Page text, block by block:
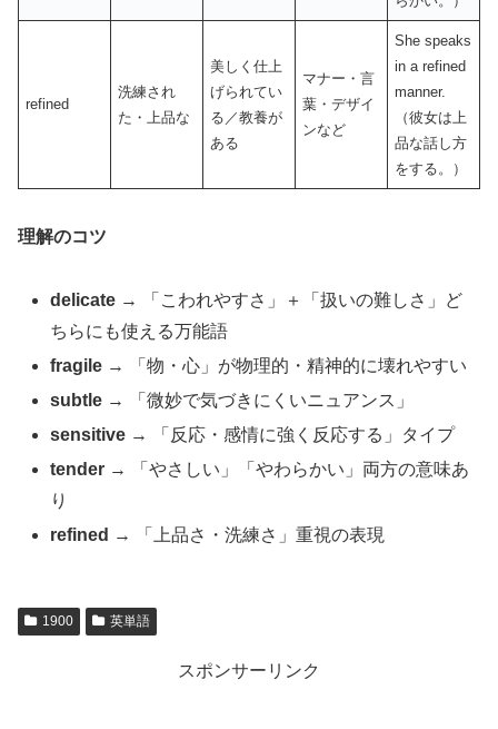
refined
洗練され
た・上品な
美しく仕上
げられてい
る／教養が
ある
マナー・言
葉・デザイ
ンなど
She speaks
in a refined
manner.
（彼女は上
品な話し方
をする。）
理解のコツ
delicate → 「こわれやすさ」＋「扱いの難しさ」ど
ちらにも使える万能語
fragile → 「物・心」が物理的・精神的に壊れやすい
subtle → 「微妙で気づきにくいニュアンス」
sensitive → 「反応・感情に強く反応する」タイプ
tender → 「やさしい」「やわらかい」両方の意味あ
り
refined → 「上品さ・洗練さ」重視の表現
1900 英単語
スポンサーリンク